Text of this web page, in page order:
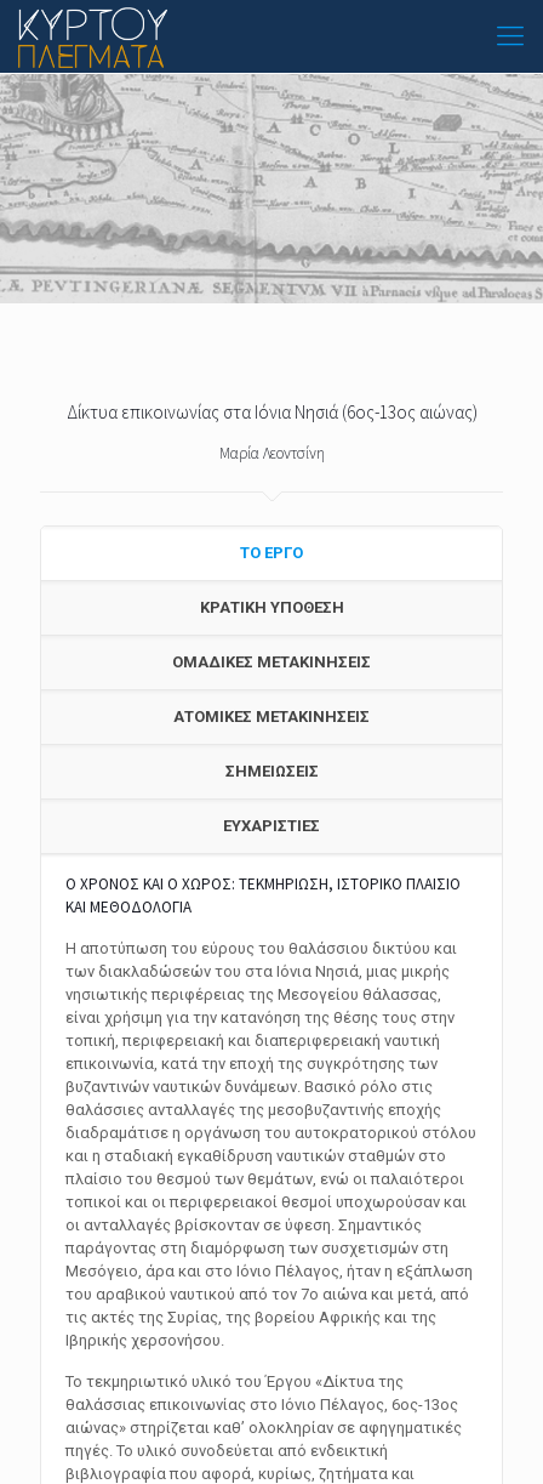
Δίκτυα επικοινωνίας στα Ιόνια Νησιά (6ος-13ος αιώνας)
Μαρία Λεοντσίνη
ΤΟ ΕΡΓΟ
ΚΡΑΤΙΚΗ ΥΠΟΘΕΣΗ
ΟΜΑΔΙΚΕΣ ΜΕΤΑΚΙΝΗΣΕΙΣ
ΑΤΟΜΙΚΕΣ ΜΕΤΑΚΙΝΗΣΕΙΣ
ΣΗΜΕΙΩΣΕΙΣ
ΕΥΧΑΡΙΣΤΙΕΣ
Ο ΧΡΟΝΟΣ ΚΑΙ Ο ΧΩΡΟΣ: ΤΕΚΜΗΡΙΩΣΗ, ΙΣΤΟΡΙΚΟ ΠΛΑΙΣΙΟ
ΚΑΙ ΜΕΘΟΔΟΛΟΓΙΑ
Η αποτύπωση του εύρους του θαλάσσιου δικτύου και
των διακλαδώσεών του στα Ιόνια Νησιά, μιας μικρής
νησιωτικής περιφέρειας της Μεσογείου θάλασσας,
είναι χρήσιμη για την κατανόηση της θέσης τους στην
τοπική, περιφερειακή και διαπεριφερειακή ναυτική
επικοινωνία, κατά την εποχή της συγκρότησης των
βυζαντινών ναυτικών δυνάμεων. Βασικό ρόλο στις
θαλάσσιες ανταλλαγές της μεσοβυζαντινής εποχής
διαδραμάτισε η οργάνωση του αυτοκρατορικού στόλου
και η σταδιακή εγκαθίδρυση ναυτικών σταθμών στο
πλαίσιο του θεσμού των θεμάτων, ενώ οι παλαιότεροι
τοπικοί και οι περιφερειακοί θεσμοί υποχωρούσαν και
οι ανταλλαγές βρίσκονταν σε ύφεση. Σημαντικός
παράγοντας στη διαμόρφωση των συσχετισμών στη
Μεσόγειο, άρα και στο Ιόνιο Πέλαγος, ήταν η εξάπλωση
του αραβικού ναυτικού από τον 7ο αιώνα και μετά, από
τις ακτές της Συρίας, της βορείου Αφρικής και της
Ιβηρικής χερσονήσου.
Το τεκμηριωτικό υλικό του Έργου «Δίκτυα της
θαλάσσιας επικοινωνίας στο Ιόνιο Πέλαγος, 6ος-13ος
αιώνας» στηρίζεται καθ’ ολοκληρίαν σε αφηγηματικές
πηγές. Το υλικό συνοδεύεται από ενδεικτική
βιβλιογραφία που αφορά, κυρίως, ζητήματα και